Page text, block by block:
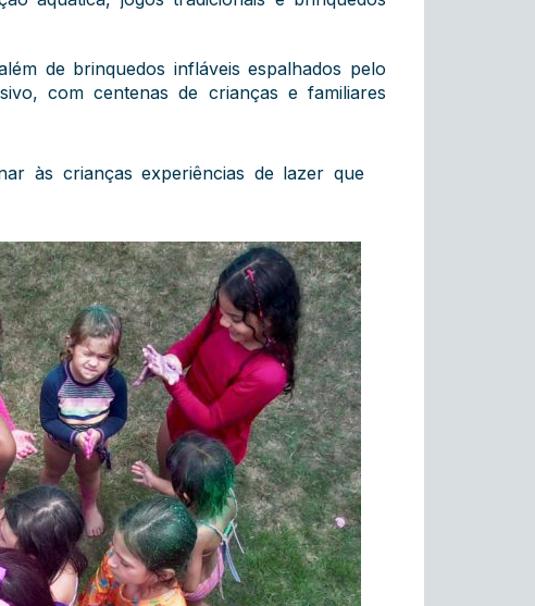
de brinquedos infláveis espalhados pelo
com centenas de crianças e familiares
às crianças experiências de lazer que